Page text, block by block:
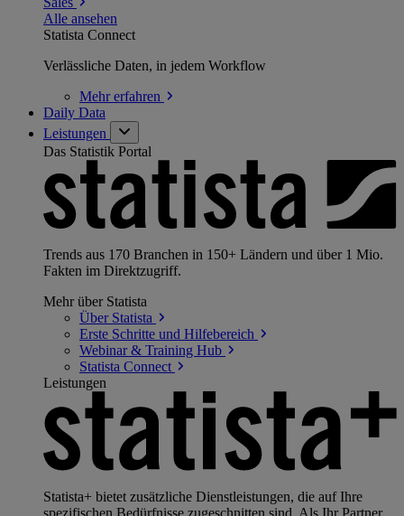
Alle ansehen
Statista Connect
Verlässliche Daten, in jedem Workflow
Mehrerfahren
Daily Data
Leistungen
Das Statistik Portal
Trends aus 170 Branchen in 150+ Ländern und über 1 Mio.
Fakten im Direktzugriff.
Mehr über Statista
Über Statista
Erste Schritte und Hilfebereich
Webinar & Training Hub
Statista Connect
Leistungen
Statista+ bietet zusätzliche Dienstleistungen, die auf Ihre
spezifischen Bedürfnisse zugeschnitten sind. Als Ihr Partner